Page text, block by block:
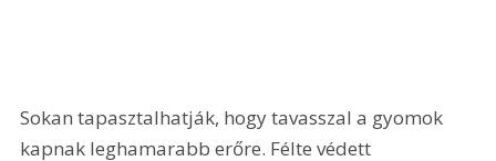
Sokan tapasztalhatják, hogy tavasszal a gyomok
kapnak leghamarabb erőre. Félte védett